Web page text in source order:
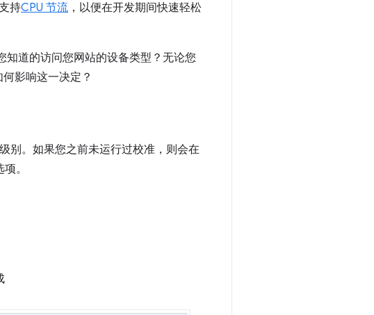
持CPU 节流 ，以便在开发期间快速轻松
知道的访问您网站的设备类型？无论您
影响这一决定？
别。如果您之前未运行过校准，则会在
项。